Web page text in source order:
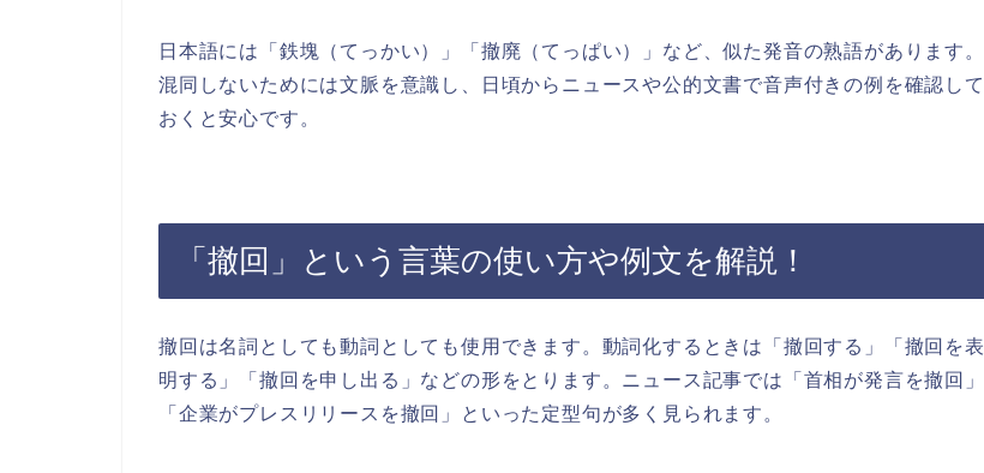
日本語には「鉄塊（てっかい）」「撤廃（てっぱい）」など、似た発音の熟語があります。
混同しないためには文脈を意識し、日頃からニュースや公的文書で音声付きの例を確認して
おくと安心です。
「撤回」という言葉の使い方や例文を解説！
撤回は名詞としても動詞としても使用できます。動詞化するときは「撤回する」「撤回を表
明する」「撤回を申し出る」などの形をとります。ニュース記事では「首相が発言を撤回」
「企業がプレスリリースを撤回」といった定型句が多く見られます。